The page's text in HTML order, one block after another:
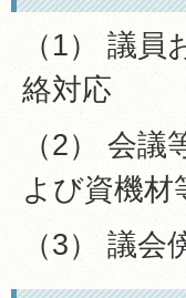
（1） 議
絡対応
（2） 会
よび資機材
（3） 議